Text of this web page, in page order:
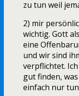
zu tun weil
2) mir
wichtig. Gott
eine
und wir sind
verpflichtet.
gut finden,
einfach nur